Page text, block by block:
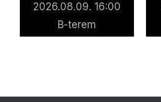
2026.08.09. 16:00
B-terem